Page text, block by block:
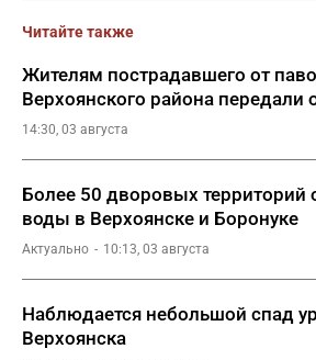
Читайте также
Жителям пострадавшего от
Верхоянского района передали
14:30, 03 августа
Более 50 дворовых территорий
воды в Верхоянске и Боронуке
Актуально 10:13, 03 августа
Наблюдается небольшой спад
Верхоянска